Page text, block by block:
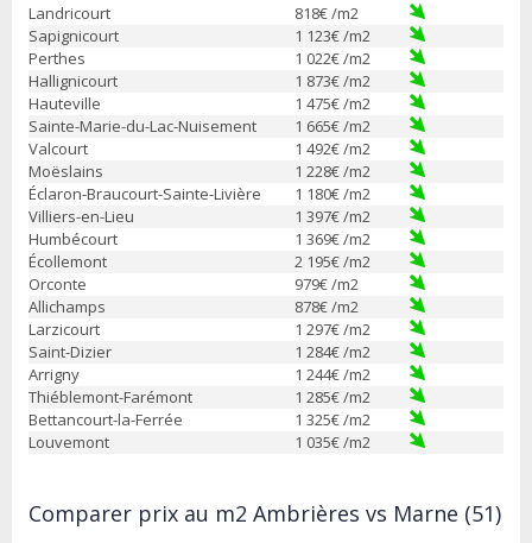
Landricourt 818€ /m2
Sapignicourt
1 123€ /m2
Perthes
1 022€ /m2
Hallignicourt
1 873€ /m2
Hauteville
1 475€ /m2
Sainte-Marie-du-Lac-Nuisement
1 665€ /m2
Valcourt
1 492€ /m2
Moëslains
1 228€ /m2
Éclaron-Braucourt-Sainte-Livière
1 180€ /m2
Villiers-en-Lieu
1 397€ /m2
Humbécourt
1 369€ /m2
Écollemont
2 195€ /m2
Orconte
979€ /m2
Allichamps
878€ /m2
Larzicourt
1 297€ /m2
Saint-Dizier
1 284€ /m2
Arrigny
1 244€ /m2
Thiéblemont-Farémont
1 285€ /m2
Bettancourt-la-Ferrée
1 325€ /m2
Louvemont
1 035€ /m2
Comparer prix au m2 Ambrières vs Marne (51)